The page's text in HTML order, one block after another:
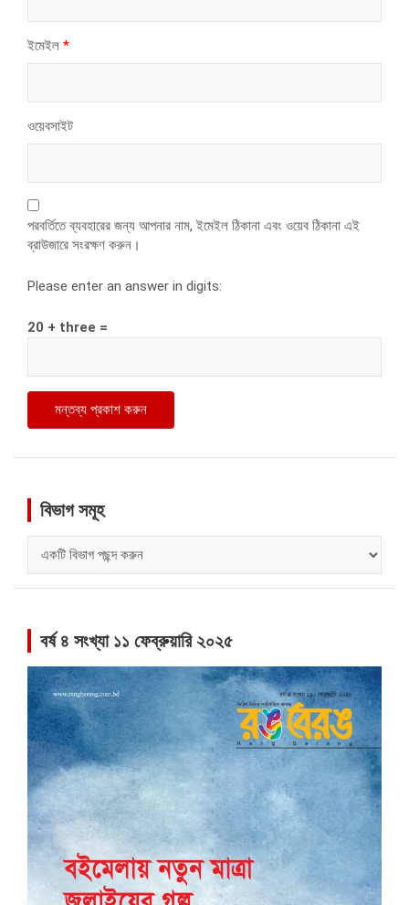
ইমেইল *
ওয়েবসাইট
পরবর্তিতে ব্যবহারের জন্য আপনার নাম, ইমেইল ঠিকানা এবং ওয়েব ঠিকানা এই
ব্রাউজারে সংরক্ষণ করুন।
Please enter an answer in digits:
20 + three =
বিভাগ সমূহ
সমূহ
বর্ষ ৪ সংখ্যা ১১ ফেব্রুয়ারি ২০২৫